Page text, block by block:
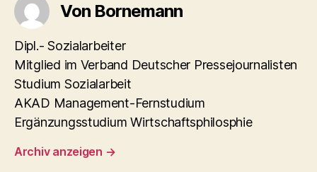
Von Bornemann
Dipl.- Sozialarbeiter
Mitglied im Verband Deutscher Pressejournalisten
Studium Sozialarbeit
AKAD Management-Fernstudium
Ergänzungsstudium Wirtschaftsphilosphie
Archiv anzeigen →